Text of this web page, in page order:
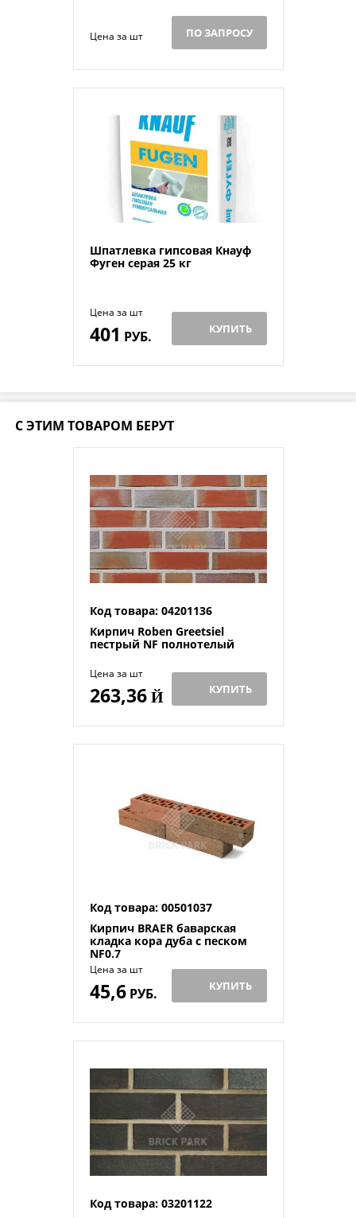
Цена за шт ПО ЗАПРОСУ
Шпатлевка гипсовая Кнауф
Фуген серая 25 кг
Цена за шт
401 РУБ. КУПИТЬ
С ЭТИМ ТОВАРОМ БЕРУТ
Код товара: 04201136
Кирпич Roben Greetsiel
пестрый NF полнотелый
Цена за шт
263,36Й КУПИТЬ
Код товара: 00501037
Кирпич BRAER баварская
кладка кора дуба с песком
NF0.7
Цена за шт
45,6РУБ. КУПИТЬ
Код товара: 03201122